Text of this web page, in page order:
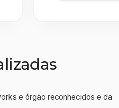
e órgão reconhecidos e da